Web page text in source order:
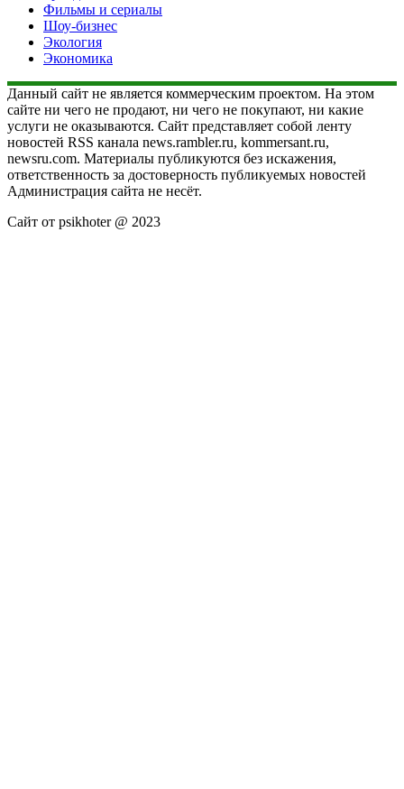
Фильмы и сериалы
Шоу-бизнес
Экология
Экономика
Данный сайт не является коммерческим проектом. На этом
сайте ни чего не продают, ни чего не покупают, ни какие
услуги не оказываются. Сайт представляет собой ленту
новостей RSS канала news.rambler.ru, kommersant.ru,
newsru.com. Материалы публикуются без искажения,
ответственность за достоверность публикуемых новостей
Администрация сайта не несёт.
Сайт от psikhoter @ 2023